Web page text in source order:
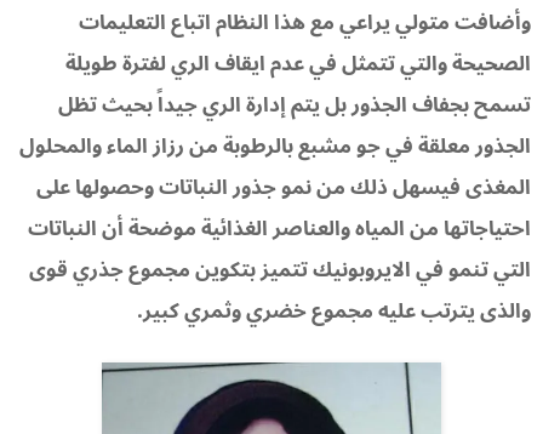
وأضافت متولي يراعي مع هذا النظام اتباع التعليمات
الصحيحة والتي تتمثل في عدم ايقاف الري لفترة طويلة
تسمح بجفاف الجذور بل يتم إدارة الري جيداً بحيث تظل
الجذور معلقة في جو مشبع بالرطوبة من رزاز الماء والمحلول
المغذى فيسهل ذلك من نمو جذور النباتات وحصولها على
احتياجاتها من المياه والعناصر الغذائية موضحة أن النباتات
التي تنمو في الايروبونيك تتميز بتكوين مجموع جذري قوى
والذى يترتب عليه مجموع خضري وثمري كبير.